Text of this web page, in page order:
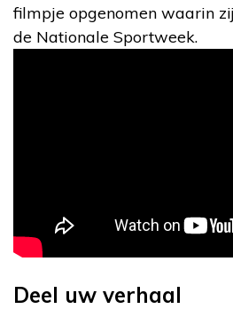
filmpje opgenomen waarin
de Nationale Sportweek.
Deel uw verhaal